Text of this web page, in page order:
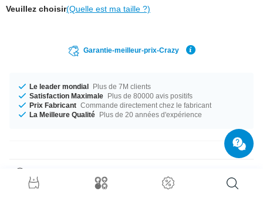
Veuillez choisir(Quelle est ma taille ?)
Garantie-meilleur-prix-Crazy
Le leader mondial Plus de 7M clients
Satisfaction Maximale Plus de 80000 avis positifs
Prix Fabricant Commande directement chez le fabricant
La Meilleure Qualité Plus de 20 années d'expérience
anneau à clipser en acier chirurgical de qualité